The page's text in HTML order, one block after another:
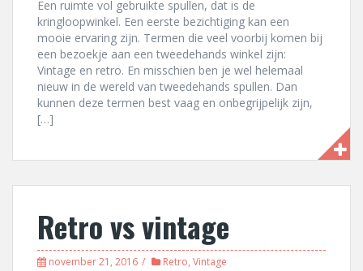
Een ruimte vol gebruikte spullen, dat is de
kringloopwinkel. Een eerste bezichtiging kan een
mooie ervaring zijn. Termen die veel voorbij komen bij
een bezoekje aan een tweedehands winkel zijn:
Vintage en retro. En misschien ben je wel helemaal
nieuw in de wereld van tweedehands spullen. Dan
kunnen deze termen best vaag en onbegrijpelijk zijn,
[…]
Retro vs vintage
november 21, 2016 Retro, Vintage